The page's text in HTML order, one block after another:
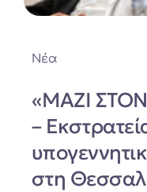
Νέα
«ΜΑΖΙ
–
στη